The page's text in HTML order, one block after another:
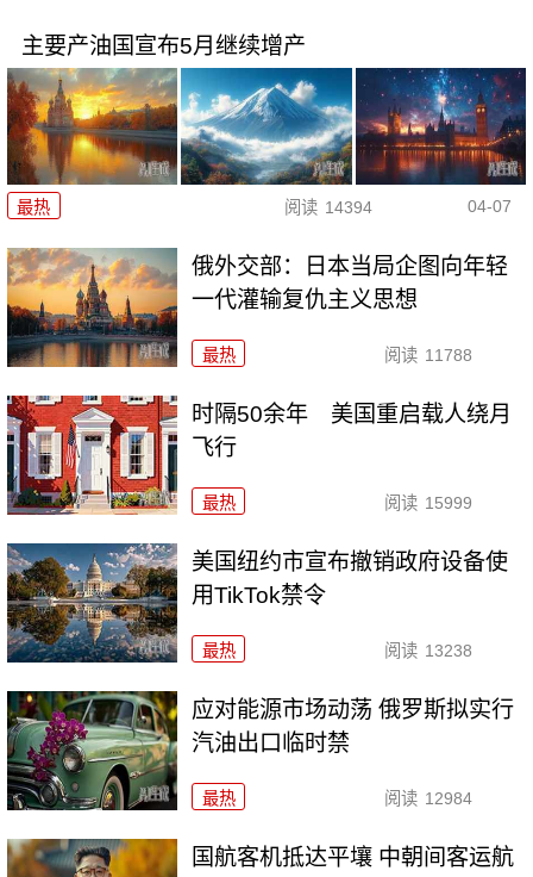
主要产油国宣布5月继续增产
最热 阅读 14394 04-07
俄外交部：日本当局企图向年轻
一代灌输复仇主义思想
最热 阅读 11788
时隔50余年 美国重启载人绕月
飞行
最热 阅读 15999
美国纽约市宣布撤销政府设备使
用TikTok禁令
最热 阅读 13238
应对能源市场动荡 俄罗斯拟实行
汽油出口临时禁
最热 阅读 12984
国航客机抵达平壤 中朝间客运航